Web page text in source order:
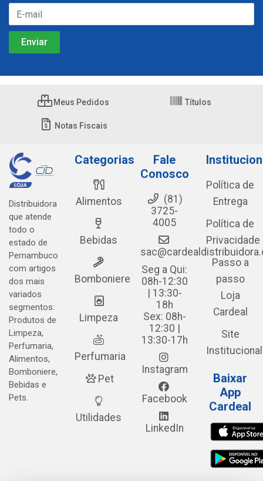
Meus Pedidos Títulos
Notas Fiscais
Distribuidora
que atende
todo o
estado de
Pernambuco
com artigos
dos mais
variados
segmentos:
Produtos de
Limpeza,
Perfumaria,
Alimentos,
Bomboniere,
Bebidas e
Pets.
Categorias
Alimentos
Bebidas
Bomboniere
Limpeza
Perfumaria
Pet
Utilidades
Fale
Conosco
(81)
3725-
4005
Seg a Qui:
08h-12:30
| 13:30-
18h
Sex: 08h-
12:30 |
13:30-17h
Instagram
Facebook
LinkedIn
Política de
Entrega
Política de
Privacidade
Passo a
passo
Loja
Cardeal
Site
Institucional
Baixar
App
Cardeal